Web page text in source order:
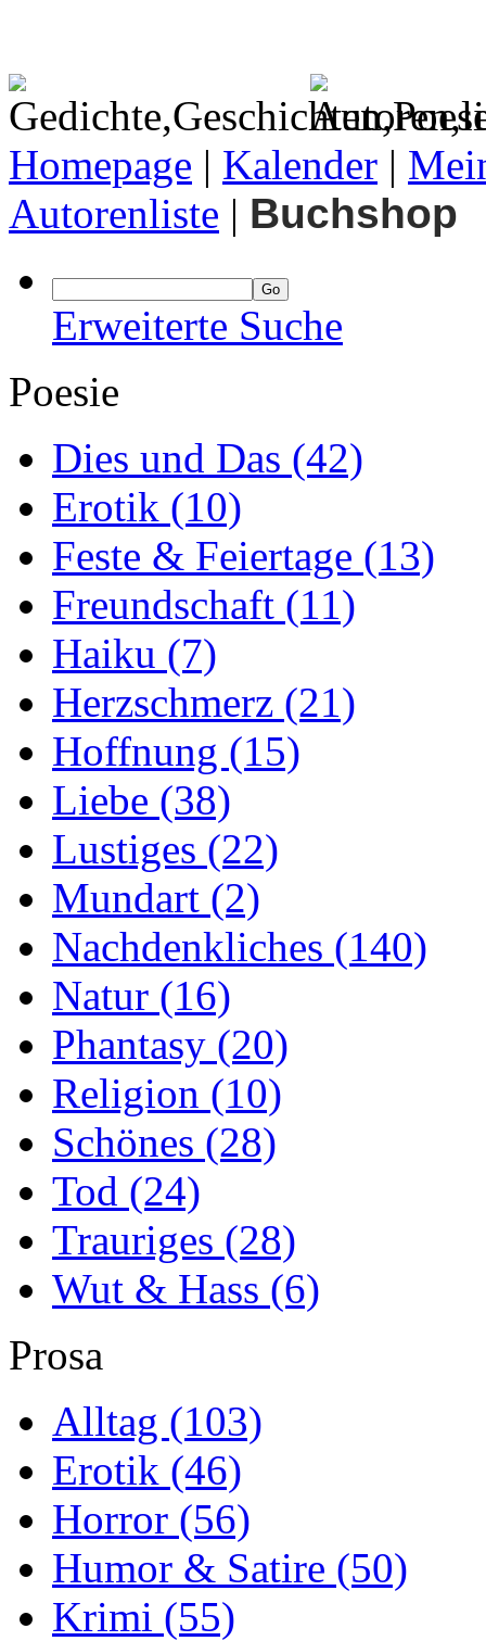
Homepage | Kalender |
Autorenliste | Buchshop
Erweiterte Suche
Poesie
Dies und Das (42)
Erotik (10)
Feste & Feiertage (13)
Freundschaft (11)
Haiku (7)
Herzschmerz (21)
Hoffnung (15)
Liebe (38)
Lustiges (22)
Mundart (2)
Nachdenkliches (140)
Natur (16)
Phantasy (20)
Religion (10)
Schönes (28)
Tod (24)
Trauriges (28)
Wut & Hass (6)
Prosa
Alltag (103)
Erotik (46)
Horror (56)
Humor & Satire (50)
Krimi (55)